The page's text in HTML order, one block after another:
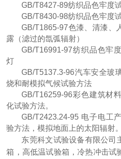
GB/T8427-89纺织品色牢度
GB/T8430-98纺织品色牢度
GB/T1865-97色漆、清漆、
露（滤过的氙弧辐射）
GB/T16991-97纺织品色牢
灯
GB/T5137.3-96汽车安全玻
烧和耐模拟气候试验方法
GB/T16259-96彩色建筑材
化试验方法。
GB/T2423.24-95 电子电工
验方法，模拟地面上的太阳辐射。
东莞科文试验设备有限公司
箱，高低温试验箱，冷热冲击试